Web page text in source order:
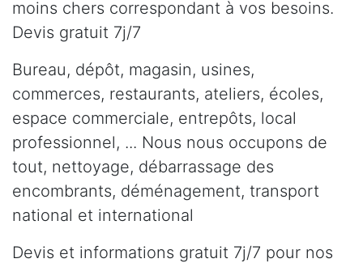
moins chers correspondant à vos besoins.
Devis gratuit 7j/7
Bureau, dépôt, magasin, usines,
commerces, restaurants, ateliers, écoles,
espace commerciale, entrepôts, local
professionnel, ... Nous nous occupons de
tout, nettoyage, débarrassage des
encombrants, déménagement, transport
national et international
Devis et informations gratuit 7j/7 pour nos